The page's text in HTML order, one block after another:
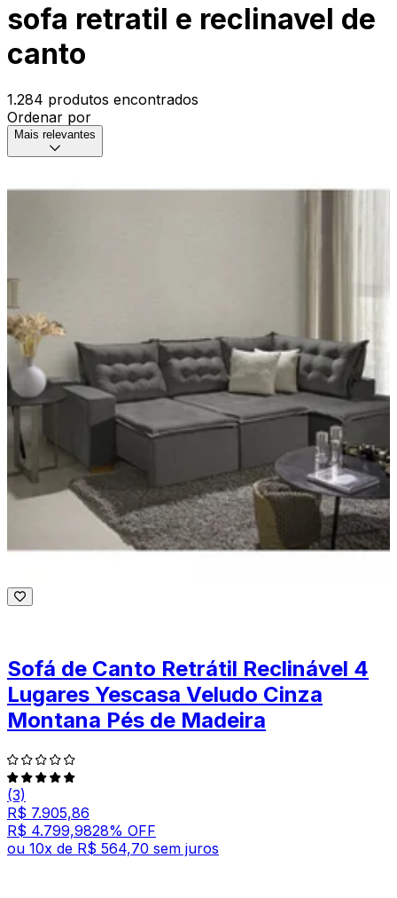
sofa retratil e reclinavel de
canto
1.284 produtos encontrados
Ordenar por
Mais relevantes
Sofá de Canto Retrátil Reclinável 4
Lugares Yescasa Veludo Cinza
Montana Pés de Madeira
(3)
R$ 7.905,86
R$ 4.799,9828% OFF
ou 10x de R$ 564,70 sem juros